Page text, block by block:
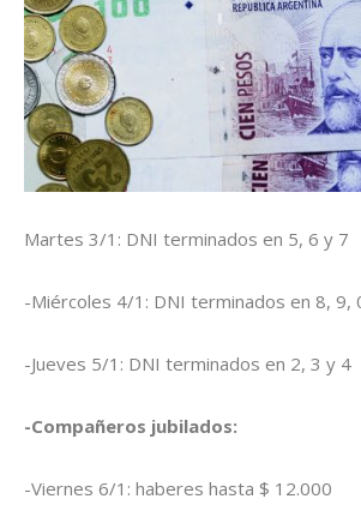
Martes 3/1: DNI terminados en 5, 6 y 7
-Miércoles 4/1: DNI terminados en 8, 9,
-Jueves 5/1: DNI terminados en 2, 3 y 4
-Compañeros jubilados:
-Viernes 6/1: haberes hasta $ 12.000